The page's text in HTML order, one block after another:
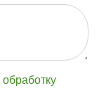
обработку